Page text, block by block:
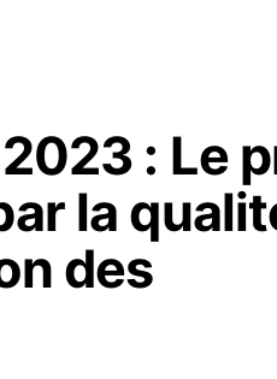
: Le
la
des